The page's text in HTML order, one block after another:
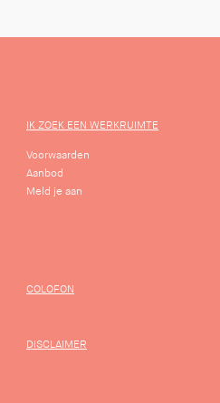
IK ZOEK EEN WERKRUIMTE
Voorwaarden
Aanbod
Meld je aan
COLOFON
DISCLAIMER